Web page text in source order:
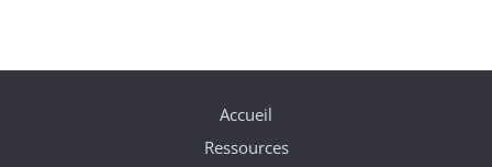
Accueil
Ressources